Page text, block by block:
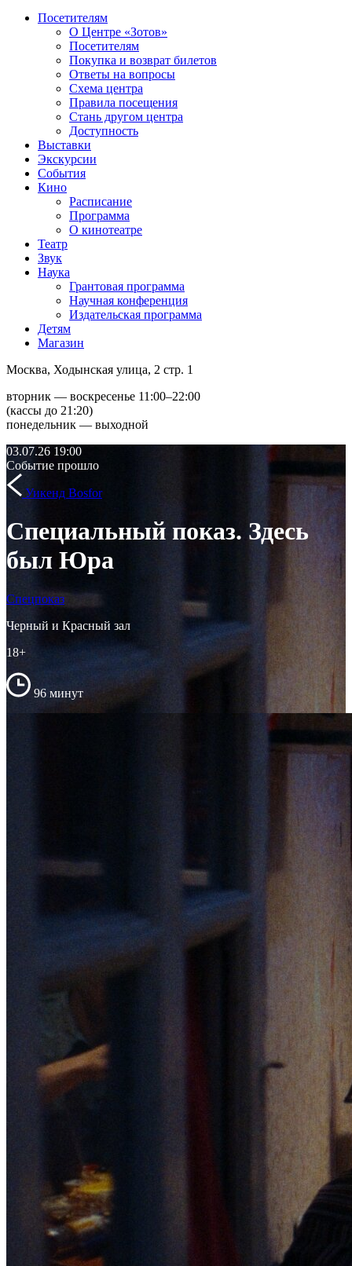
Посетителям
О Центре «Зотов»
Посетителям
Покупка и возврат билетов
Ответы на вопросы
Схема центра
Правила посещения
Стань другом центра
Доступность
Выставки
Экскурсии
События
Кино
Расписание
Программа
О кинотеатре
Театр
Звук
Наука
Грантовая программа
Научная конференция
Издательская программа
Детям
Магазин
Москва, Ходынская улица, 2 стр. 1
вторник — воскресенье 11:00–22:00
(кассы до 21:20)
понедельник — выходной
03.07.26 19:00
Событие прошло
Уикенд Bosfor
Специальный показ. Здесь
был Юра
Спецпоказ
Черный и Красный зал
18+
96 минут